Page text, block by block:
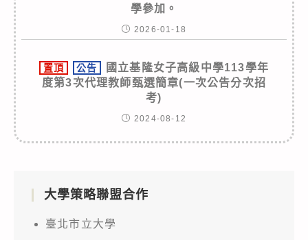
學參加。
2026-01-18
置頂 公告
國立基隆女子高級中學113學年
度第3次代理教師甄選簡章(一次公告分次招
考)
2024-08-12
大學策略聯盟合作
臺北市立大學